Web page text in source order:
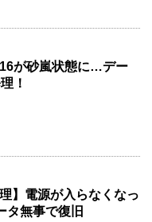
が砂嵐状態に…デー
！
】電源が入らなくなっ
タ無事で復旧